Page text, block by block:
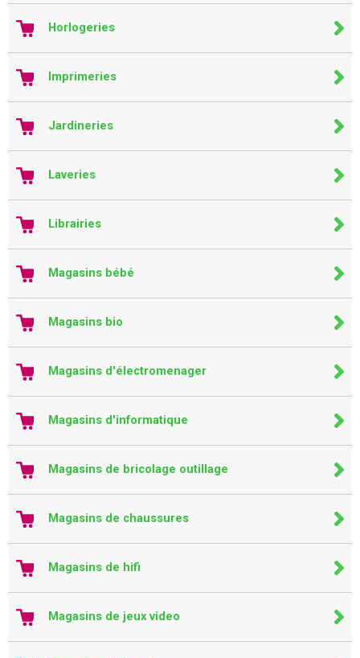
Horlogeries
Imprimeries
Jardineries
Laveries
Librairies
Magasins bébé
Magasins bio
Magasins d'électromenager
Magasins d'informatique
Magasins de bricolage outillage
Magasins de chaussures
Magasins de hifi
Magasins de jeux video